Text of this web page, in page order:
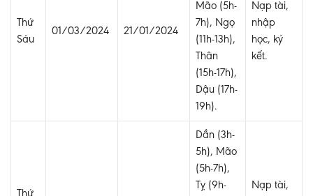
Thứ
Sáu
01/03/2024 21/01/2024
Mão (5h-
7h), Ngọ
(11h-13h),
Thân
(15h-17h),
Dậu (17h-
19h).
Nạp tài,
nhập
học, ký
kết.
Dần (3h-
5h), Mão
(5h-7h),
Tỵ (9h-
Nạp tài,